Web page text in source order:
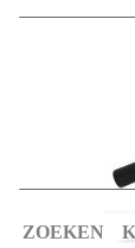
ZOEKEN